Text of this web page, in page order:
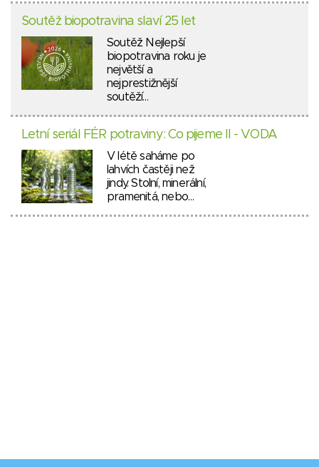
Soutěž biopotravina slaví 25 let
Soutěž Nejlepší
biopotravina roku je
největší a
nejprestižnější
soutěží…
Letní seriál FÉR potraviny: Co pijeme II - VODA
V létě saháme po
lahvích častěji než
jindy. Stolní, minerální,
pramenitá, nebo…